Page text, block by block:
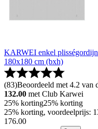
KARWEI enkel
180x180 cm (bxh)
(83)Beoordeeld met 4.2 van
132.00 met Club Karwei
25% korting25% korting
25% korting, voordeelprijs:
176.00